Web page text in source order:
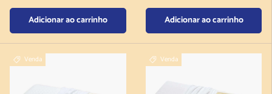
Adicionar ao carrinho Adicionar ao carrinho
Venda Venda